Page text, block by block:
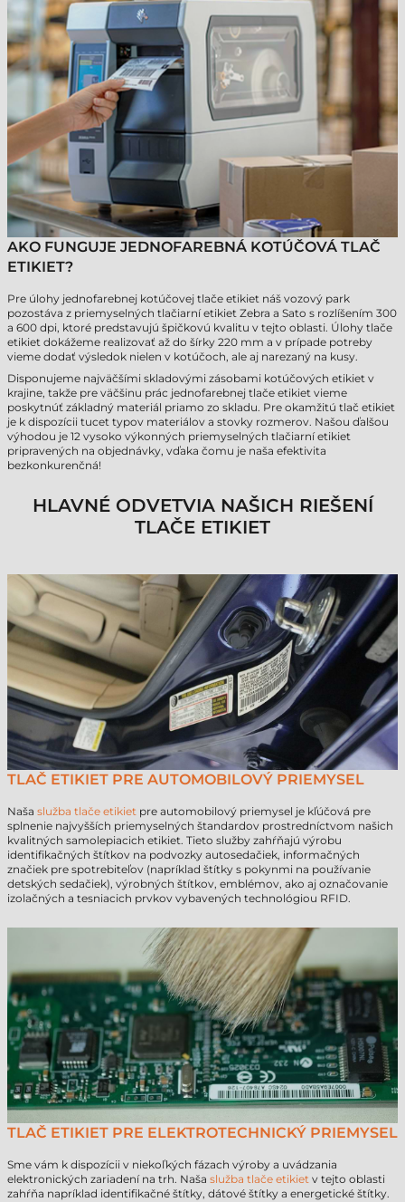
AKO FUNGUJE JEDNOFAREBNÁ KOTÚČOVÁ TLAČ
ETIKIET?
Pre úlohy jednofarebnej kotúčovej tlače etikiet náš vozový park
pozostáva z priemyselných tlačiarní etikiet Zebra a Sato s rozlíšením 300
a 600 dpi, ktoré predstavujú špičkovú kvalitu v tejto oblasti. Úlohy tlače
etikiet dokážeme realizovať až do šírky 220 mm a v prípade potreby
vieme dodať výsledok nielen v kotúčoch, ale aj narezaný na kusy.
Disponujeme najväčšími skladovými zásobami kotúčových etikiet v
krajine, takže pre väčšinu prác jednofarebnej tlače etikiet vieme
poskytnúť základný materiál priamo zo skladu. Pre okamžitú tlač etikiet
je k dispozícii tucet typov materiálov a stovky rozmerov. Našou ďalšou
výhodou je 12 vysoko výkonných priemyselných tlačiarní etikiet
pripravených na objednávky, vďaka čomu je naša efektivita
bezkonkurenčná!
HLAVNÉ ODVETVIA NAŠICH RIEŠENÍ
TLAČE ETIKIET
TLAČ ETIKIET PRE AUTOMOBILOVÝ PRIEMYSEL
Naša služba tlače etikiet pre automobilový priemysel je kľúčová pre
splnenie najvyšších priemyselných štandardov prostredníctvom našich
kvalitných samolepiacich etikiet. Tieto služby zahŕňajú výrobu
identifikačných štítkov na podvozky autosedačiek, informačných
značiek pre spotrebiteľov (napríklad štítky s pokynmi na používanie
detských sedačiek), výrobných štítkov, emblémov, ako aj označovanie
izolačných a tesniacich prvkov vybavených technológiou RFID.
TLAČ ETIKIET PRE ELEKTROTECHNICKÝ PRIEMYSEL
Sme vám k dispozícii v niekoľkých fázach výroby a uvádzania
elektronických zariadení na trh. Naša služba tlače etikiet v tejto oblasti
zahŕňa napríklad identifikačné štítky, dátové štítky a energetické štítky.